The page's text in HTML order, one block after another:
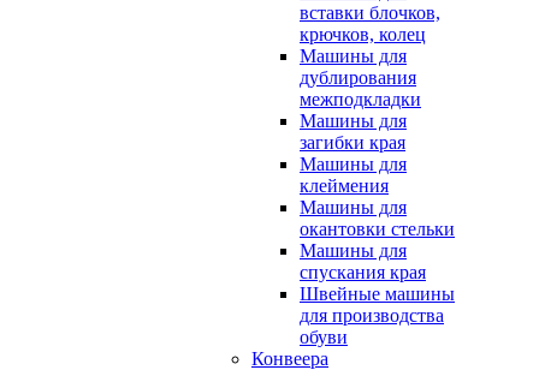
вставки блочков,
крючков, колец
Машины для
дублирования
межподкладки
Машины для
загибки края
Машины для
клеймения
Машины для
окантовки стельки
Машины для
спускания края
Швейные машины
для производства
обуви
Конвеера